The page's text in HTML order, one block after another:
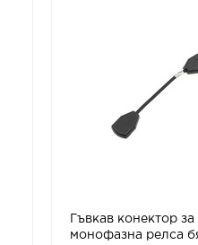
Гъвкав конектор за
монофазна релса